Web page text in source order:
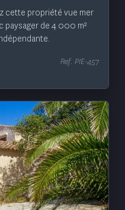
cette propriété vue mer
paysager de 4 000 m²
Ref. PIE-457